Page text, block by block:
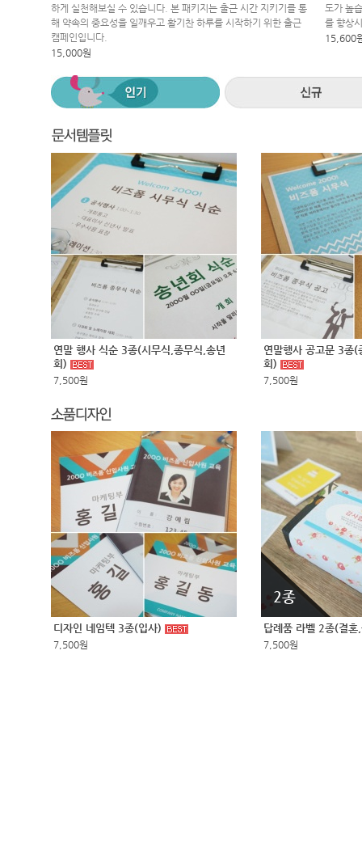
하게 실천해보실 수 있습니다. 본 패키지는 출근 시간 지키기를 통
해 약속의 중요성을 일깨우고 활기찬 하루를 시작하기 위한 출근
캠페인입니다.
15,000원
도가 높
를 향상
15,600
연말 행사 식순 3종(시무식,종무식,송년
회)
7,500원
연말행사 공고문 3종(
회)
7,500원
디자인 네임텍 3종(입사)
7,500원
2종
답례품 라벨 2종(결
7,500원